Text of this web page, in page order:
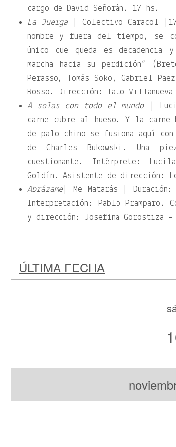
cargo de David Señorán. 17 hs.
La Juerga | Colectivo Caracol
nombre y fuera del tiempo, se
único que queda es
marcha hacia su perdición”
Perasso, Tomás Soko, Gabriel
Rosso. Dirección: Tato Villanueva
A solas con todo el mundo|
carne cubre al hueso. Y la carne
de palo chino se fusiona aquí
de Charles Bukowski. Una
cuestionante. Intérprete:
Goldín. Asistente de dirección:
Abrázame | Me Matarás |
Interpretación: Pablo Pramparo.
y dirección: Josefina Gorostiza -
ÚLTIMA FECHA